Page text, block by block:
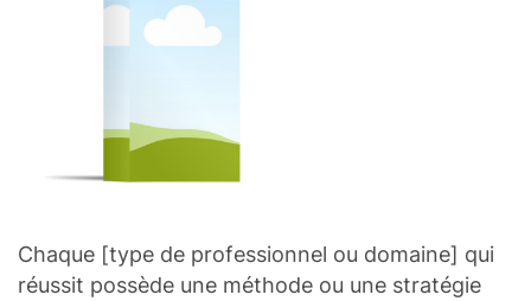
Chaque [type de professionnel ou domaine] qui
réussit possède une méthode ou une stratégie